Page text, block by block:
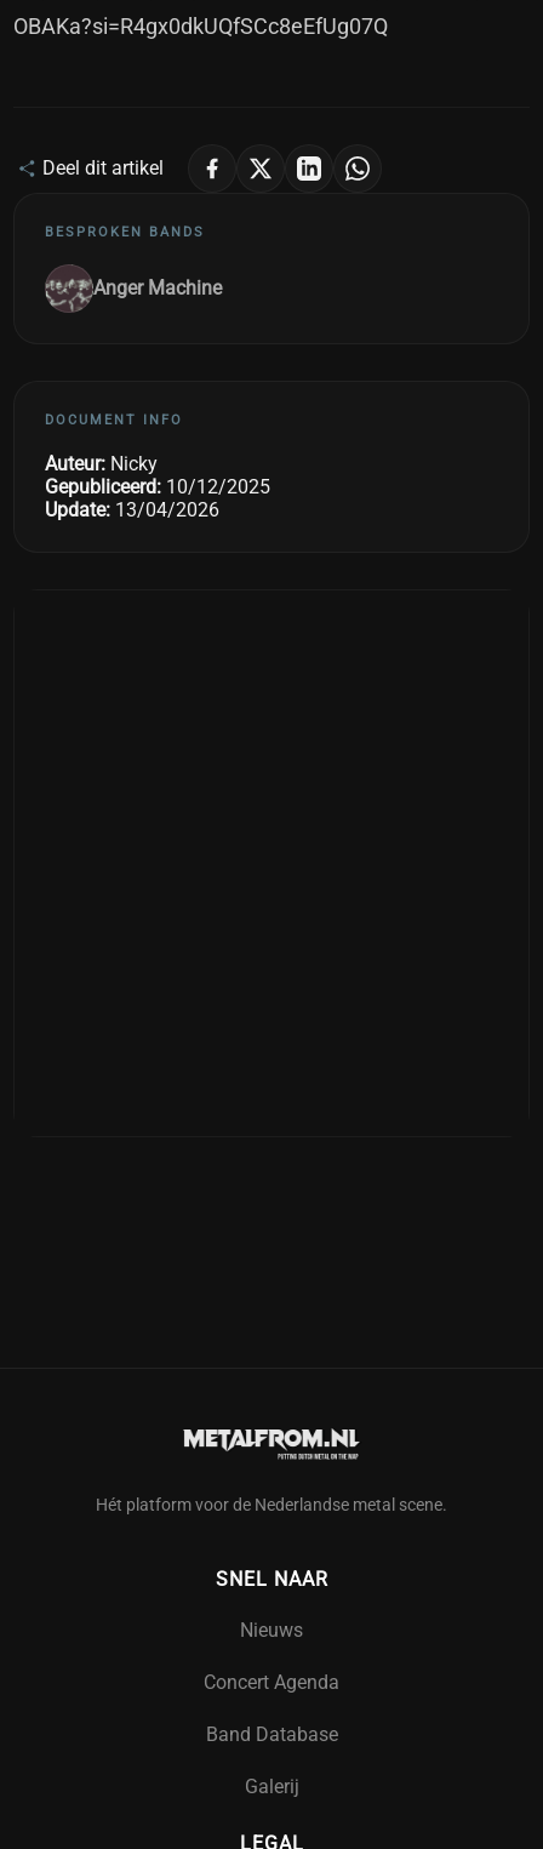
OBAKa?si=R4gx0dkUQfSCc8eEfUg07Q
Deel dit artikel
BESPROKEN BANDS
Anger Machine
DOCUMENT INFO
Auteur: Nicky
Gepubliceerd: 10/12/2025
Update: 13/04/2026
Hét platform voor de Nederlandse metal scene.
SNEL NAAR
Nieuws
Concert Agenda
Band Database
Galerij
LEGAL